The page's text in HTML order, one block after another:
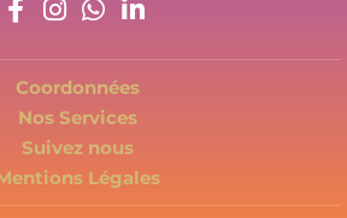
Coordonnées
Nos Services
Suivez nous
Légales